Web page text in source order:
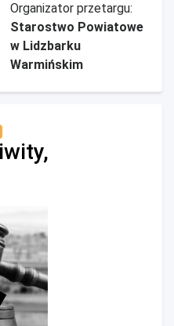
Organizator przetargu:
Starostwo Powiatowe
w Lidzbarku
Warmińskim